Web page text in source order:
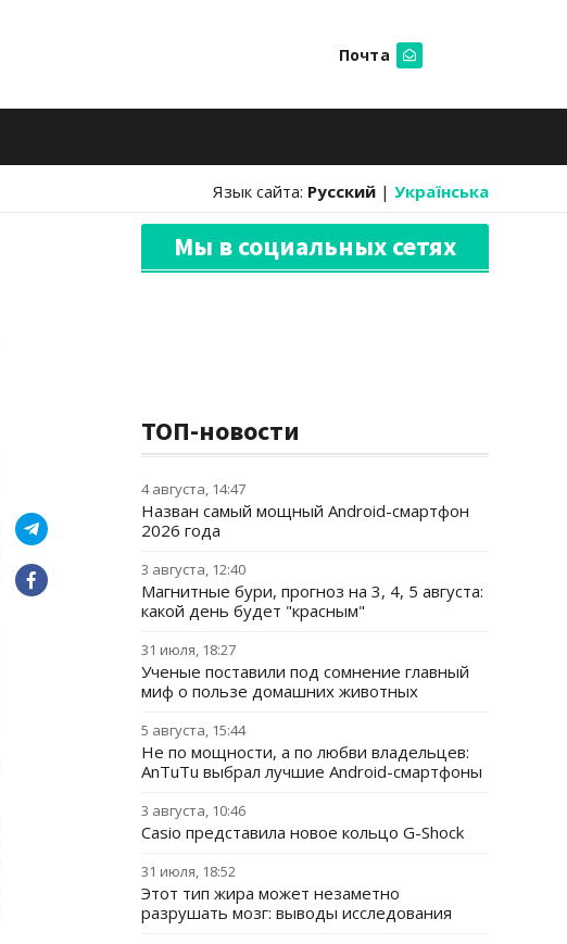
Почта
Язык сайта: Русский | Українська
Мы в социальных сетях
ТОП-новости
4 августа, 14:47
Назван самый мощный Android-смартфон
2026 года
3 августа, 12:40
Магнитные бури, прогноз на 3, 4, 5 августа:
какой день будет "красным"
31 июля, 18:27
Ученые поставили под сомнение главный
миф о пользе домашних животных
5 августа, 15:44
Не по мощности, а по любви владельцев:
AnTuTu выбрал лучшие Android-смартфоны
3 августа, 10:46
Casio представила новое кольцо G-Shock
31 июля, 18:52
Этот тип жира может незаметно
разрушать мозг: выводы исследования